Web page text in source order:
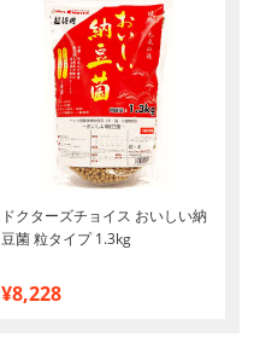
ドクターズチョイス おいしい納
豆菌 粒タイプ 1.3kg
¥8,228